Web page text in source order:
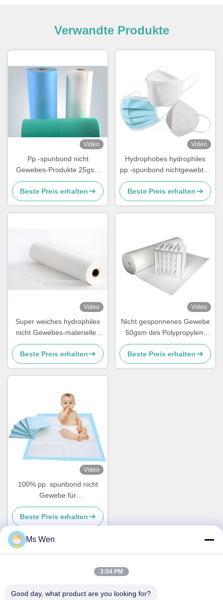
Verwandte Produkte
Video
Pp.-spunbond nicht
Gewebes-Produkte 25gsm
für chirurgische Maske
Beste Preis erhalten
Video
Hydrophobes hydrophiles
pp.-spunbond nichtgewebtes
Gewebe für 3ply
Gesichtsmasken N95 KF94
Beste Preis erhalten
Video
Super weiches hydrophiles
nicht Gewebes-materielles
recyclebares SSS für die
Windel-Herstellung
Beste Preis erhalten
Video
Nicht gesponnenes Gewebe
50gsm des Polypropylen-
ISO9001 weißes F9 für
Luftreiniger
Beste Preis erhalten
Video
100% pp. spunbond nicht
Gewebe für
ausschweifendes Underpads
Beste Preis erhalten
Schnelle Kontaktaufnahme
Anschrift
Ms Wen
3:04 PM
Good day, what product are you looking for?